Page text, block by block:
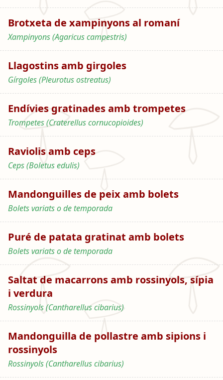
Brotxeta de xampinyons al romaní
Xampinyons (Agaricus campestris)
Llagostins amb girgoles
Gírgoles (Pleurotus ostreatus)
Endívies gratinades amb trompetes
Trompetes (Craterellus cornucopioides)
Raviolis amb ceps
Ceps (Boletus edulis)
Mandonguilles de peix amb bolets
Bolets variats o de temporada
Puré de patata gratinat amb bolets
Bolets variats o de temporada
Saltat de macarrons amb rossinyols, sípia
i verdura
Rossinyols (Cantharellus cibarius)
Mandonguilla de pollastre amb sipions i
rossinyols
Rossinyols (Cantharellus cibarius)